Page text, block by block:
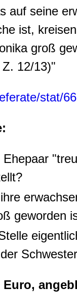
auf seine
ist,
groß
12/13)"
stat/
geworden